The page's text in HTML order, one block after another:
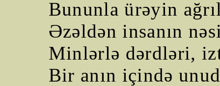
Bununla ürəyin
Əzəldən insanın
Minlərlə dərdləri,
Bir anın içində